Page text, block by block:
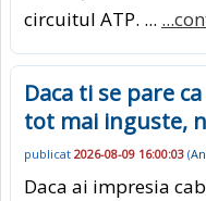
circuitul ATP. ...
Daca ti se pare
tot mai inguste,
publicat 2026-08-09 16:00:03 (
Daca ai impresia